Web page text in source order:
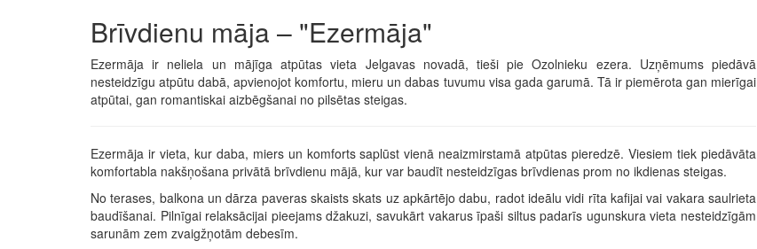
Brīvdienu māja – "Ezermāja"
Ezermāja ir neliela un mājīga atpūtas vieta Jelgavas novadā, tieši pie Ozolnieku ezera. Uzņēmums piedāvā
nesteidzīgu atpūtu dabā, apvienojot komfortu, mieru un dabas tuvumu visa gada garumā. Tā ir piemērota gan mierīgai
atpūtai, gan romantiskai aizbēgšanai no pilsētas steigas.
Ezermāja ir vieta, kur daba, miers un komforts saplūst vienā neaizmirstamā atpūtas pieredzē. Viesiem tiek piedāvāta
komfortabla nakšņošana privātā brīvdienu mājā, kur var baudīt nesteidzīgas brīvdienas prom no ikdienas steigas.
No terases, balkona un dārza paveras skaists skats uz apkārtējo dabu, radot ideālu vidi rīta kafijai vai vakara saulrieta
baudīšanai. Pilnīgai relaksācijai pieejams džakuzi, savukārt vakarus īpaši siltus padarīs ugunskura vieta nesteidzīgām
sarunām zem zvaigžņotām debesīm.